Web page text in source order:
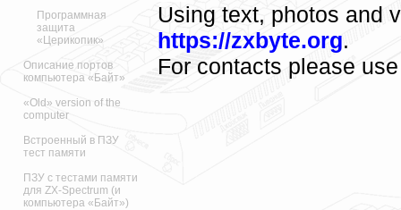
Программная
защита
«Церикопик»
Описание портов
компьютера «Байт»
«Old» version of the
computer
Встроенный в ПЗУ
тест памяти
ПЗУ с тестами памяти
для ZX-Spectrum (и
компьютера «Байт»)
Using text, photos and
https://zxbyte.org.
For contacts please